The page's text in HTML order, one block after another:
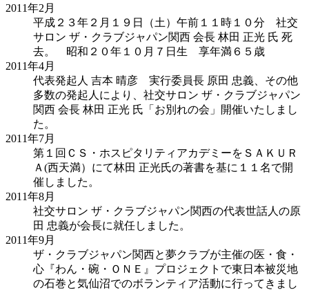
2011年2月
平成２３年２月１９日（土）午前１１時１０分 社交
サロン ザ・クラブジャパン関西 会長 林田 正光 氏 死
去。 昭和２０年１０月７日生 享年満６５歳
2011年4月
代表発起人 吉本 晴彦 実行委員長 原田 忠義、その他
多数の発起人により、社交サロン ザ・クラブジャパン
関西 会長 林田 正光 氏「お別れの会」開催いたしまし
た。
2011年7月
第１回ＣＳ・ホスピタリティアカデミーをＳＡＫＵＲ
Ａ(西天満）にて林田 正光氏の著書を基に１１名で開
催しました。
2011年8月
社交サロン ザ・クラブジャパン関西の代表世話人の原
田 忠義が会長に就任しました。
2011年9月
ザ・クラブジャパン関西と夢クラブが主催の医・食・
心『わん・碗・ＯＮＥ』プロジェクトで東日本被災地
の石巻と気仙沼でのボランティア活動に行ってきまし